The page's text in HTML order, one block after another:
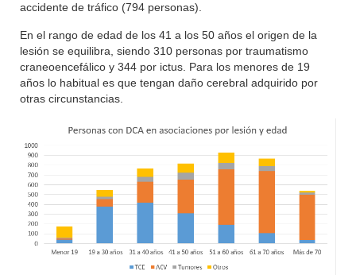
accidente de tráfico (794 personas).
En el rango de edad de los 41 a los 50 años el origen de la
lesión se equilibra, siendo 310 personas por traumatismo
craneoencefálico y 344 por ictus. Para los menores de 19
años lo habitual es que tengan daño cerebral adquirido por
otras circunstancias.